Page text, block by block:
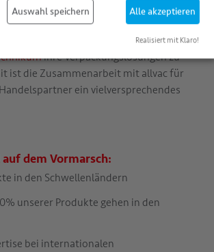
an die Firmenzentrale ermöglicht
ihre Verpackungslösungen zu
ist die Zusammenarbeit mit allvac für
ein vielversprechendes
dem Vormarsch:
in den Schwellenländern
unserer Produkte gehen in den
bei internationalen
Auswahl speichern Alle akzeptieren
Realisiert mit Klaro!